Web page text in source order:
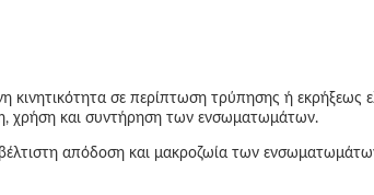
κινητικότητα σε περίπτωση τρύπησης ή εκρήξεως
χρήση και συντήρηση των ενσωματωμάτων.
απόδοση και μακροζωία των